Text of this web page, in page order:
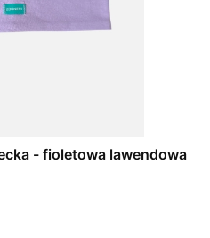
- fioletowa lawendowa